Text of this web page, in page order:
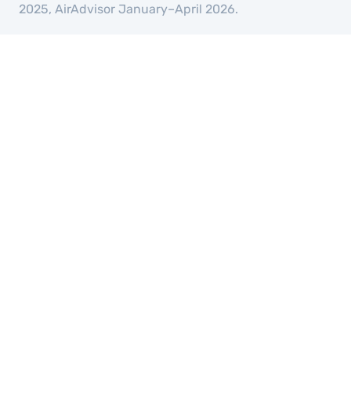
2025, AirAdvisor January–April 2026.